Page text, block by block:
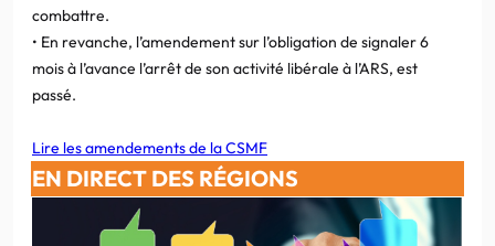
combattre.
• En revanche, l’amendement sur l’obligation de signaler 6
mois à l’avance l’arrêt de son activité libérale à l’ARS, est
passé.
Lire les amendements de la CSMF
EN DIRECT DES RÉGIONS